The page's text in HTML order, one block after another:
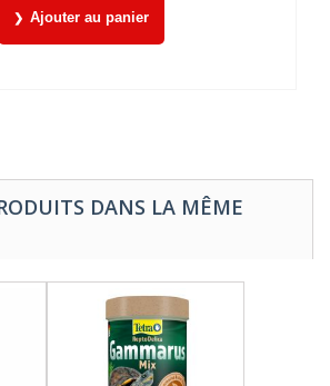
Ajouter au panier
DANS LA MÊME